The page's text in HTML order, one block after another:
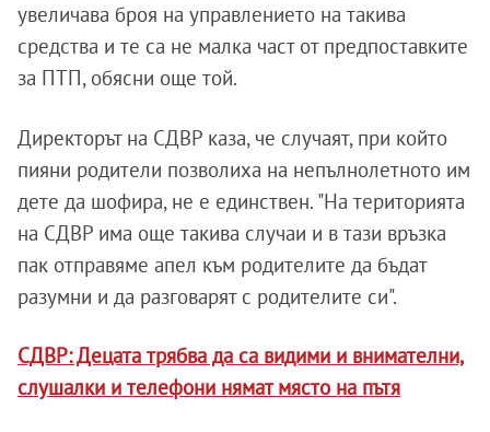
увеличава броя на управлението на такива
средства и те са не малка част от предпоставките
за ПТП, обясни още той.
Директорът на СДВР каза, че случаят, при който
пияни родители позволиха на непълнолетното им
дете да шофира, не е единствен. "На територията
на СДВР има още такива случаи и в тази връзка
пак отправяме апел към родителите да бъдат
разумни и да разговарят с родителите си".
СДВР: Децата трябва да са видими и внимателни,
слушалки и телефони нямат място на пътя